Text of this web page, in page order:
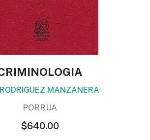
MANZANERA
PORRUA
$640.00